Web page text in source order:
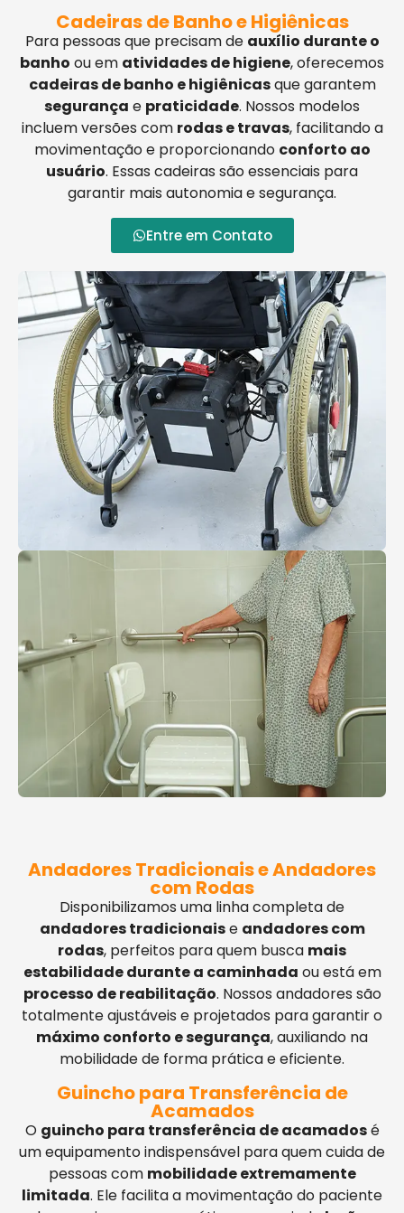
Cadeiras de Banho e Higiênicas
Para pessoas que precisam de auxílio durante o
banho ou em atividades de higiene, oferecemos
cadeiras de banho e higiênicasque garantem
segurança e praticidade. Nossos modelos
incluem versões com rodas e travas, facilitando a
movimentação e proporcionando conforto ao
usuário. Essas cadeiras são essenciais para
garantir mais autonomia e segurança.
Entre em Contato
Andadores Tradicionais e Andadores
com Rodas
Disponibilizamos uma linha completa de
andadores tradicionaise andadores com
rodas, perfeitos para quem busca mais
estabilidade durante a caminhada ou está em
processo de reabilitação. Nossos andadores são
totalmente ajustáveis e projetados para garantir o
máximo conforto e segurança, auxiliando na
mobilidade de forma prática e eficiente.
Guincho para Transferência de
Acamados
O guincho para transferência de acamadosé
um equipamento indispensável para quem cuida de
pessoas com mobilidade extremamente
limitada. Ele facilita a movimentação do paciente